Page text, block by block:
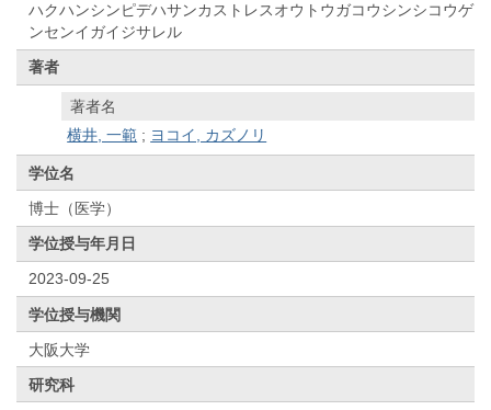
ハクハンシンピデハサンカストレスオウトウガコウシンシコウゲ
ンセンイガイジサレル
著者
著者名
横井, 一範 ; ヨコイ, カズノリ
学位名
博士（医学）
学位授与年月日
2023-09-25
学位授与機関
大阪大学
研究科